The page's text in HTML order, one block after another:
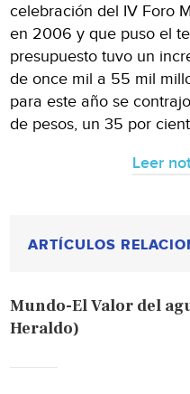
celebración del IV Foro
en 2006 y que puso el
presupuesto tuvo un
de once mil a 55 mil
para este año se
de pesos, un 35 por
Leer
ARTÍCULOS
Mundo-El Valor del
Heraldo)